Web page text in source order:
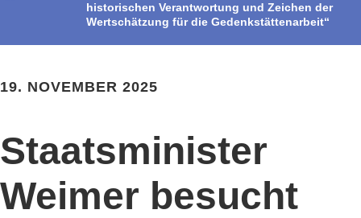
historischen Verantwortung und Zeichen der
Wertschätzung für die Gedenkstättenarbeit“
19. NOVEMBER 2025
Staatsminister
Weimer besucht